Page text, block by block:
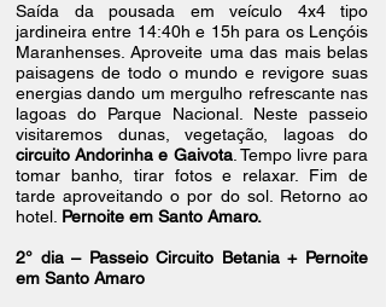
Saída da pousada em veículo 4x4 tipo
jardineira entre 14:40h e 15h para os Lençóis
Maranhenses. Aproveite uma das mais belas
paisagens de todo o mundo e revigore suas
energias dando um mergulho refrescante nas
lagoas do Parque Nacional. Neste passeio
visitaremos dunas, vegetação, lagoas do
circuito Andorinha e Gaivota. Tempo livre para
tomar banho, tirar fotos e relaxar. Fim de
tarde aproveitando o por do sol. Retorno ao
hotel. Pernoite em Santo Amaro.
2° dia – Passeio Circuito Betania + Pernoite
em Santo Amaro